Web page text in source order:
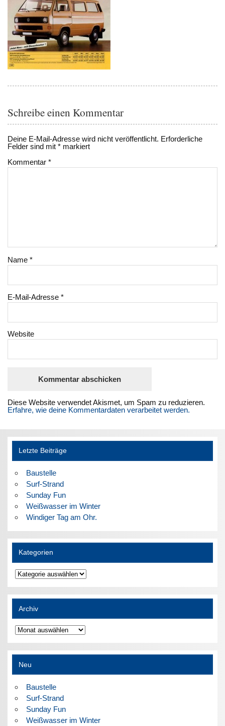
Schreibe einen Kommentar
Deine E-Mail-Adresse wird nicht veröffentlicht. Erforderliche
Felder sind mit* markiert
Kommentar*
Name*
E-Mail-Adresse*
Website
Diese Website verwendet Akismet, um Spam zu reduzieren.
Erfahre, wie deine Kommentardaten verarbeitet werden.
Letzte Beiträge
Baustelle
Surf-Strand
Sunday Fun
Weißwasser im Winter
Windiger Tag am Ohr.
Kategorien
Kategorien
Archiv
Archiv
Neu
Baustelle
Surf-Strand
Sunday Fun
Weißwasser im Winter